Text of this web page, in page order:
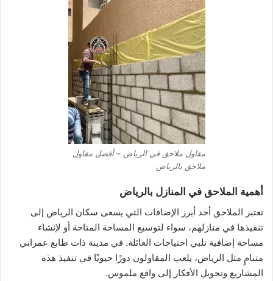
مقاول ملاحق في الرياض – أفضل مقاول
ملاحق بالرياض
أهمية الملاحق في المنازل بالرياض
تعتبر الملاحق أحد أبرز الإضافات التي يسعى سكان الرياض إلى
تنفيذها في منازلهم، سواء لتوسيع المساحة المتاحة أو لإنشاء
مساحة إضافية تلبي احتياجات العائلة. في مدينة ذات طابع عمراني
متنامٍ مثل الرياض، يلعب المقاولون دورًا حيويًا في تنفيذ هذه
المشاريع وتحويل الأفكار إلى واقع ملموس.